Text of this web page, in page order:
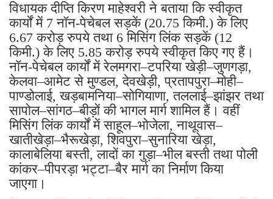
विधायक दीप्ति किरण माहेश्वरी ने बताया कि स्वीकृत
कार्यों में 7 नॉन-पेचेबल सड़कें (20.75 किमी.) के लिए
6.67 करोड़ रुपये तथा 6 मिसिंग लिंक सड़कें (12
किमी.) के लिए 5.85 करोड़ रुपये स्वीकृत किए गए हैं।
नॉन-पेचेबल कार्यों में रेलमगरा–टपरिया खेड़ी–जुणगड़ा,
केलवा–आमेट से मुण्डल, देवखेड़ी, प्रतापपुरा–मोही–
पाण्डोलाई, खड़बामनिया–सोगियाणा, तललाई–झांझर तथा
सापोल–सांगठ–बीड़ों की भागल मार्ग शामिल हैं। वहीं
मिसिंग लिंक कार्यों में साहूल–भोजेला, नाथूवास–
खातीखेड़ा–भैरूखेड़ा, शिवपुरा–सुनारिया खेड़ा,
कालाबेलिया बस्ती, लादों का गुड़ा–भील बस्ती तथा पोली
कांकर–पीपरड़ा भट्टा–बैर मार्ग का निर्माण किया
जाएगा।